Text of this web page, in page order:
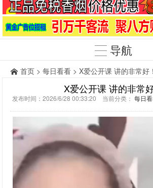
导航
首页 > 每日看看 > X爱公开课 讲的非常好！
X爱公开课 讲的非常
发布时间：2026/6/28 00:33:20 当前分类： 每日